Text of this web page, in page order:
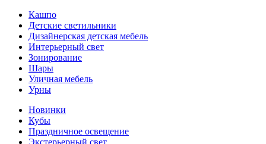
Кашпо
Детские светильники
Дизайнерская детская мебель
Интерьерный свет
Зонирование
Шары
Уличная мебель
Урны
Новинки
Кубы
Праздничное освещение
Экстерьерный свет